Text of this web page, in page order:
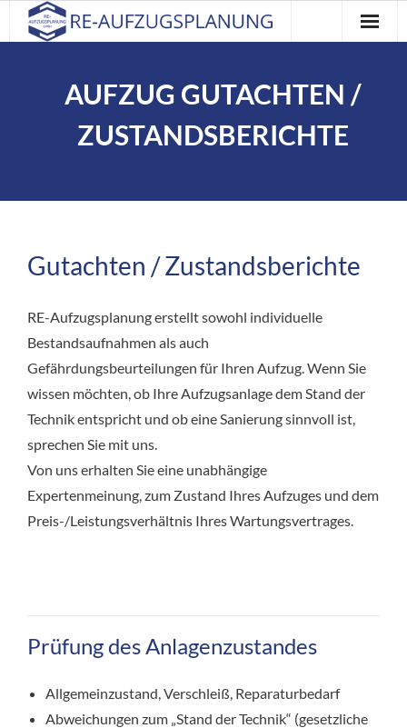
Leistungen
Referenzen
AUFZUG GUTACHTEN /
ZUSTANDSBERICHTE
Gutachten / Zustandsberichte
RE-Aufzugsplanung erstellt sowohl individuelle
Bestandsaufnahmen als auch
Gefährdungsbeurteilungen für Ihren Aufzug. Wenn Sie
wissen möchten, ob Ihre Aufzugsanlage dem Stand der
Technik entspricht und ob eine Sanierung sinnvoll ist,
sprechen Sie mit uns.
Von uns erhalten Sie eine unabhängige
Expertenmeinung, zum Zustand Ihres Aufzuges und dem
Preis-/Leistungsverhältnis Ihres Wartungsvertrages.
Prüfung des Anlagenzustandes
Allgemeinzustand, Verschleiß, Reparaturbedarf
Abweichungen zum „Stand der Technik“ (gesetzliche